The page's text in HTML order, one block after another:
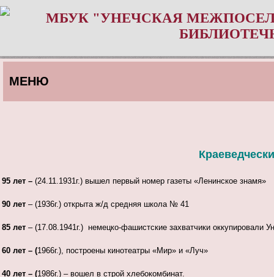
МБУК "УНЕЧСКАЯ
МЕНЮ
95 лет – (24.11.1931г.) вышел первый номер газеты «Ленинское знамя»
90 лет – (1936г.) открыта ж/д средняя школа № 41
85 лет – (17.08.1941г.) немецко-фашистские захватчики оккупировали
60 лет – (1966г.), построены кинотеатры «Мир» и «Луч»
40 лет – (1986г.) – вошел в строй хлебокомбинат.